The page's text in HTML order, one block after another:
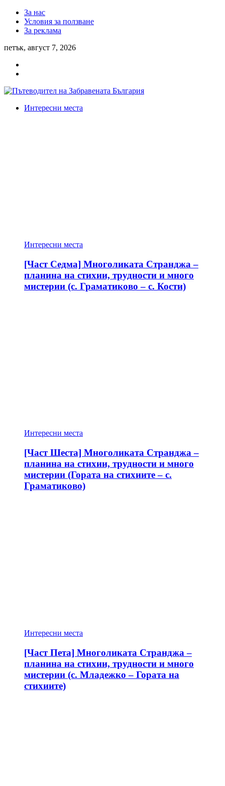
За нас
Условия за ползване
За реклама
петък, август 7, 2026
Интересни места
Интересни места
[Част Седма] Многоликата Странджа –
планина на стихии, трудности и много
мистерии (с. Граматиково – с. Кости)
Интересни места
[Част Шеста] Многоликата Странджа –
планина на стихии, трудности и много
мистерии (Гората на стихиите – с.
Граматиково)
Интересни места
[Част Пета] Многоликата Странджа –
планина на стихии, трудности и много
мистерии (с. Младежко – Гората на
стихиите)